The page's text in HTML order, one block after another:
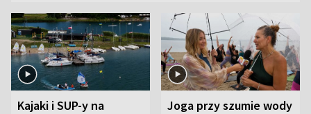
Kajaki i SUP-y na
Joga przy szumie wody